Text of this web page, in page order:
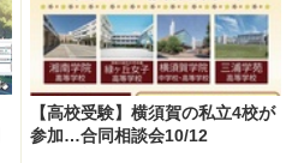
【高校受験】横須賀の私立4校が
参加…合同相談会10/12